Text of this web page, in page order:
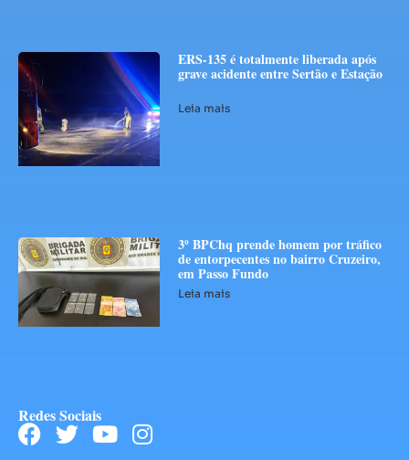
ERS-135 é totalmente liberada após
grave acidente entre Sertão e Estação
Leia mais
3º BPChq prende homem por tráfico
de entorpecentes no bairro Cruzeiro,
em Passo Fundo
Leia mais
Redes Sociais